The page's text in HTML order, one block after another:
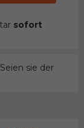
sofort
sie der